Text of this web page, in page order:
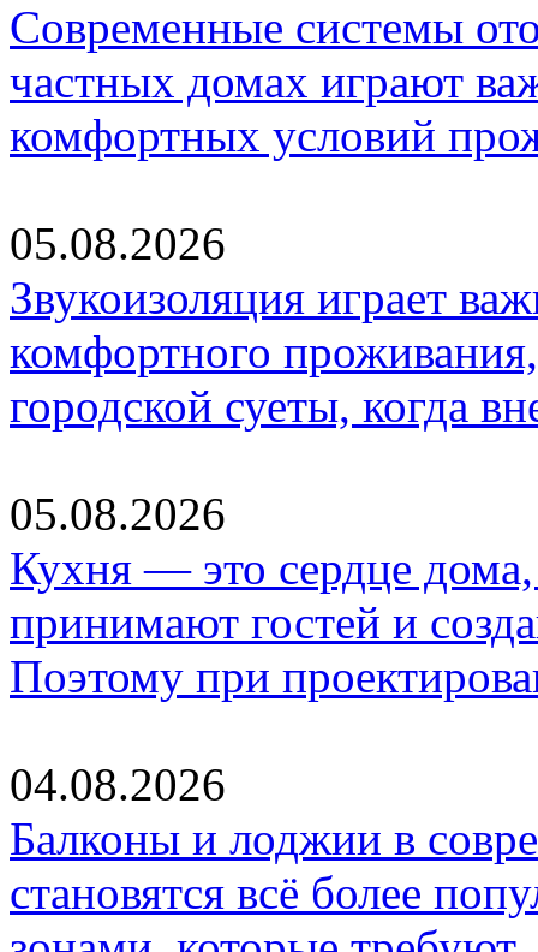
Современные системы
частных домах играют
комфортных условий
05.08.2026
Звукоизоляция играет
комфортного
городской суеты, когда
05.08.2026
Кухня — это сердце дома,
принимают гостей и
Поэтому при
04.08.2026
Балконы и лоджии в
становятся всё более